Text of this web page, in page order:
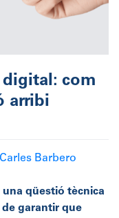
digital: com
arribi
Carles Barbero
una qüestió tècnica
garantir que